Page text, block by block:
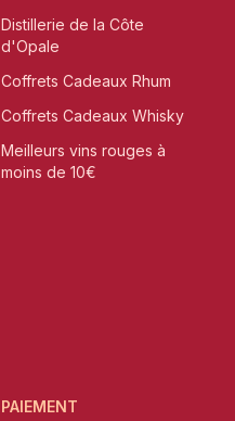
Distillerie de la Côte
d'Opale
Coffrets Cadeaux Rhum
Coffrets Cadeaux Whisky
Meilleurs vins rouges à
moins de 10€
PAIEMENT